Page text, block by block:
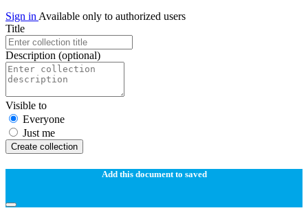
Sign in Available only to authorized users
Title
Description (optional)
Visible to
Everyone
Just me
Create collection
Add this document to saved